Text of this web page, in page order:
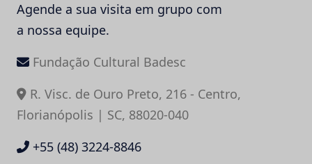
Agende a sua visita em grupo com
a nossa equipe.
Fundação Cultural Badesc
R. Visc. de Ouro Preto, 216 - Centro,
Florianópolis | SC, 88020-040
+55 (48) 3224-8846